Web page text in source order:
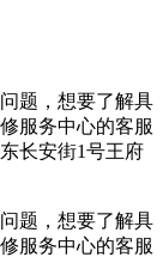
题，想要了解具
服务中心的客服
长安街1号王府
题，想要了解具
服务中心的客服